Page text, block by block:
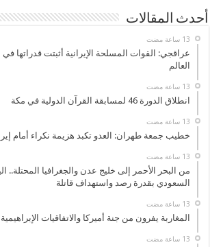
أحدث المقالات
عراقجي: القوات المسلحة الإيرانية أثبتت قدراتها
العالم
انطلاق الدورة 46 لمسابقة القرآن الدولية في مكة
خطيب جمعة طهران: العدو تكبد هزيمة نكراء أمام
من البحر الأحمر إلى خليج عدن والجغرافيا المحتلة..
السعودي بقدرة رصد واستهداف قاتلة
المغاربة يفرون من جنة أميركا والاتفاقيات